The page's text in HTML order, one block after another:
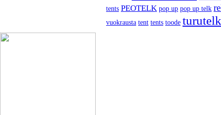
tents PEOTELK pop up pop up telk
vuokrausta tent tents toode turutelk